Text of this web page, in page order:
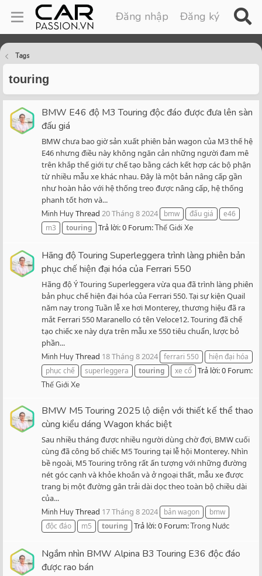
Đăng nhập Đăng ký
Tags
touring
BMW E46 độ M3 Touring độc đáo được đưa lên sàn
đấu giá
BMW chưa bao giờ sản xuất phiên bản wagon của M3 thế hệ
E46 nhưng điều này không ngăn cản những người đam mê
trên khắp thế giới tự chế tạo bằng cách kết hợp các bộ phận
từ nhiều mẫu xe khác nhau. Đây là một bản nâng cấp gần
như hoàn hảo với hệ thống treo được nâng cấp, hệ thống
phanh tốt hơn và...
Minh HuyThread 20 Tháng 8 2024 bmw đấu giá
e46
m3
touring Trả lời: 0 Forum:Thế Giới Xe
Hãng độ Touring Superleggera trình làng phiên bản
phục chế hiện đại hóa của Ferrari 550
Hãng độ Ý Touring Superleggera vừa qua đã trình làng phiên
bản phục chế hiện đại hóa của Ferrari 550. Tại sự kiện Quail
năm nay trong Tuần lễ xe hơi Monterey, thương hiệu đã ra
mắt Ferrari 550 Maranello có tên Veloce12. Touring đã chế
tạo chiếc xe này dựa trên mẫu xe 550 tiêu chuẩn, lược bỏ
phần...
Minh HuyThread 18 Tháng 8 2024 ferrari 550
hiện đại hóa
phục chế
superleggera touring xe cổ Trả lời: 0 Forum:
Thế Giới Xe
BMW M5 Touring 2025 lộ diện với thiết kế thể thao
cùng kiểu dáng Wagon khác biệt
Sau nhiều tháng được nhiều người dùng chờ đợi, BMW cuối
cùng đã công bố chiếc M5 Touring tại lễ hội Monterey. Nhìn
bề ngoài, M5 Touring trông rất ấn tượng với những đường
nét góc cạnh và khỏe khoắn và ở ngoại thất, mẫu xe được
trang bị một đường gân trải dài dọc theo toàn bộ chiều dài
của...
Minh HuyThread 17 Tháng 8 2024 bản wagon
bmw
độc đáo
m5 touring Trả lời: 0 Forum:Trong Nước
Ngắm nhìn BMW Alpina B3 Touring E36 độc đáo
được rao bán